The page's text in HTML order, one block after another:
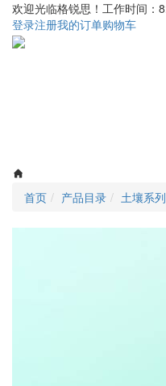
欢迎光临格锐思！工作时间：
登录注册我的订单购物车
首页 产品目录 土壤系列